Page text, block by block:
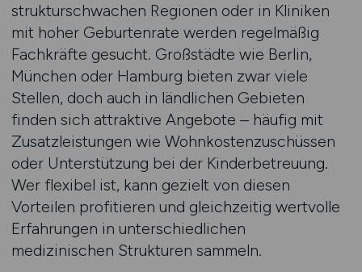
strukturschwachen Regionen oder in Kliniken
mit hoher Geburtenrate werden regelmäßig
Fachkräfte gesucht. Großstädte wie Berlin,
München oder Hamburg bieten zwar viele
Stellen, doch auch in ländlichen Gebieten
finden sich attraktive Angebote – häufig mit
Zusatzleistungen wie Wohnkostenzuschüssen
oder Unterstützung bei der Kinderbetreuung.
Wer flexibel ist, kann gezielt von diesen
Vorteilen profitieren und gleichzeitig wertvolle
Erfahrungen in unterschiedlichen
medizinischen Strukturen sammeln.